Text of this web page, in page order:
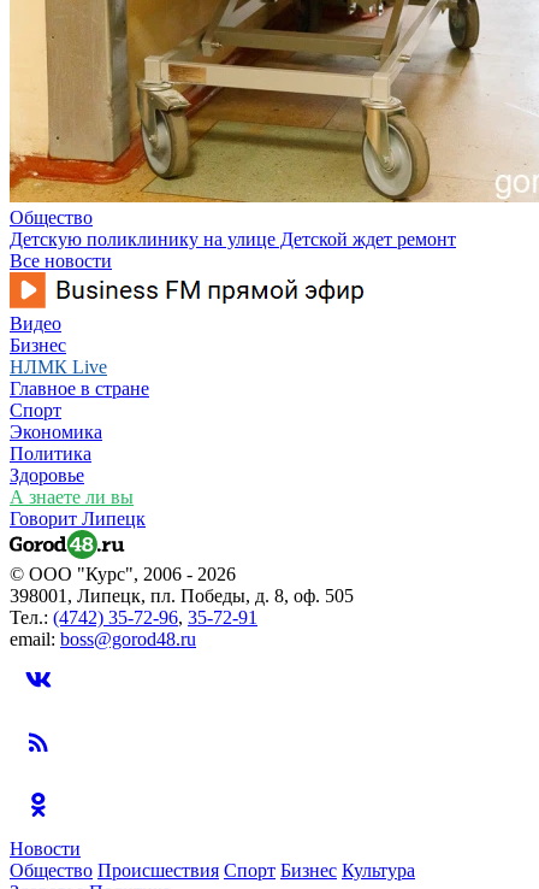
Общество
Детскую поликлинику на улице Детской ждет ремонт
Все новости
Видео
Бизнес
НЛМК Live
Главное в стране
Спорт
Экономика
Политика
Здоровье
А знаете ли вы
Говорит Липецк
© ООО "Курс", 2006 - 2026
398001, Липецк, пл. Победы, д. 8, оф. 505
Тел.: (4742) 35-72-96, 35-72-91
email: boss@gorod48.ru
Новости
Общество Происшествия Спорт Бизнес Культура